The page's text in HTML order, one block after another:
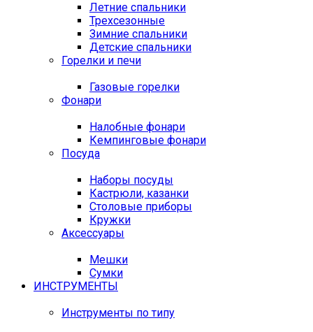
Летние спальники
Трехсезонные
Зимние спальники
Детские спальники
Горелки и печи
Газовые горелки
Фонари
Налобные фонари
Кемпинговые фонари
Посуда
Наборы посуды
Кастрюли, казанки
Столовые приборы
Кружки
Аксессуары
Мешки
Сумки
ИНСТРУМЕНТЫ
Инструменты по типу